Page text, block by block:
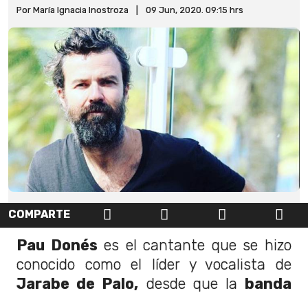
Por María Ignacia Inostroza 09 Jun, 2020. 09:15 hrs
COMPARTE
Pau Donés es el cantante que se hizo
conocido como el líder y vocalista de
Jarabe de Palo, desde que la banda